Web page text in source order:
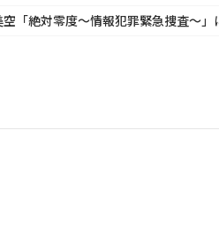
空「絶対零度～情報犯罪緊急捜査～」